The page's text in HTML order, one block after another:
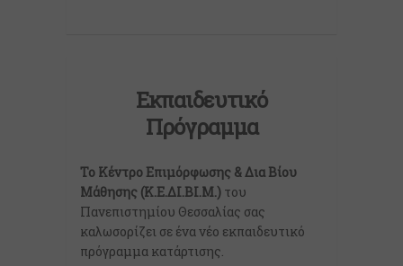
Εκπαιδευτικό
Πρόγραμμα
Το Κέντρο Επιμόρφωσης & Δια Βίου
Μάθησης (Κ.Ε.ΔΙ.ΒΙ.Μ.) του
Πανεπιστημίου Θεσσαλίας σας
καλωσορίζει σε ένα νέο εκπαιδευτικό
πρόγραμμα κατάρτισης.